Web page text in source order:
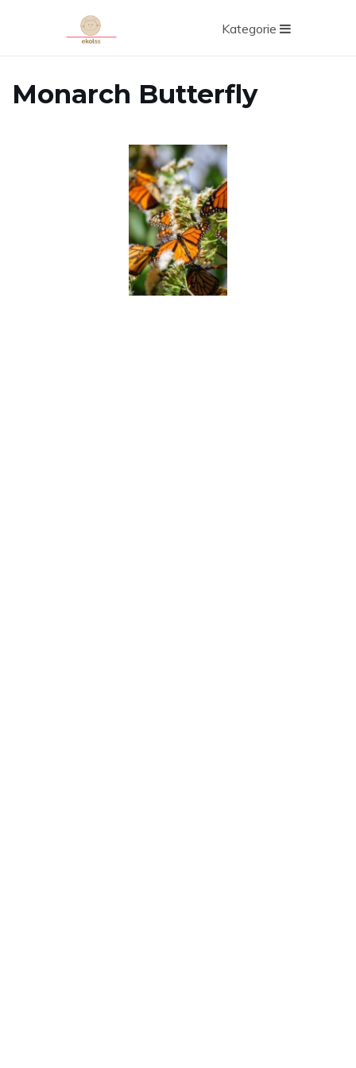
Kategorie
Monarch Butterfly